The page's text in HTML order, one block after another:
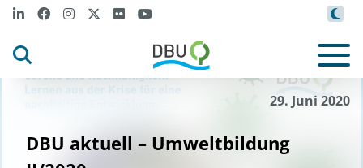
29. Juni 2020
DBU aktuell – Umweltbildung